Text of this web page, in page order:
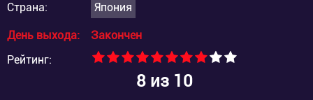
Страна:
Япония
День выхода:
Закончен
Рейтинг:
8из 10